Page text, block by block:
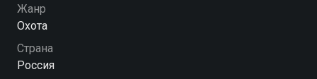
водоплавающую дичь и многое другое
Жанр
Охота
Страна
Россия